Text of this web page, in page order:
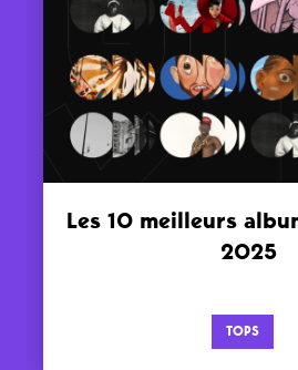
Les 10 meilleurs
2025
TOPS